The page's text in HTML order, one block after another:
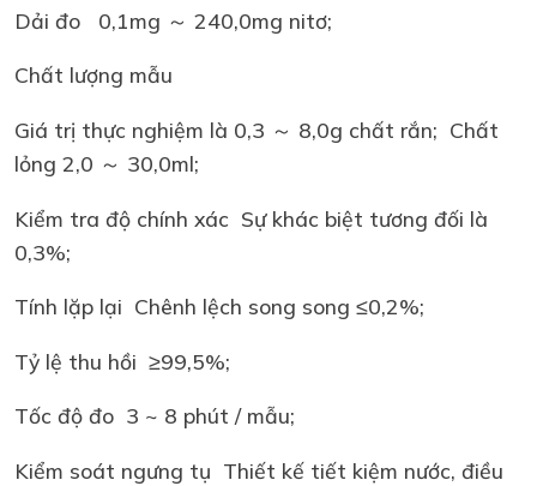
Dải đo 0,1mg ～ 240,0mg nitơ;
Chất lượng mẫu
Giá trị thực nghiệm là 0,3 ～ 8,0g chất rắn; Chất
lỏng 2,0 ～ 30,0ml;
Kiểm tra độ chính xác Sự khác biệt tương đối là
0,3%;
Tính lặp lại Chênh lệch song song ≤0,2%;
Tỷ lệ thu hồi ≥99,5%;
Tốc độ đo 3 ~ 8 phút / mẫu;
Kiểm soát ngưng tụ Thiết kế tiết kiệm nước, điều